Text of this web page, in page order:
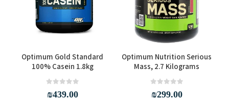
למוצר זה יש מספר סוגים. ניתן לבחור את האפשרויות בעמוד המוצר
Optimum Nutrition Serious
Mass, 2.7 Kilograms
₪299.00
Optimum Gold Standard
100% Casein 1.8kg
₪439.00